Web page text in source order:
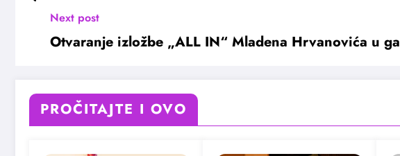
Next post
Otvaranje izložbe „ALL IN“ Mladena Hrvanovića u
PROČITAJTE I OVO